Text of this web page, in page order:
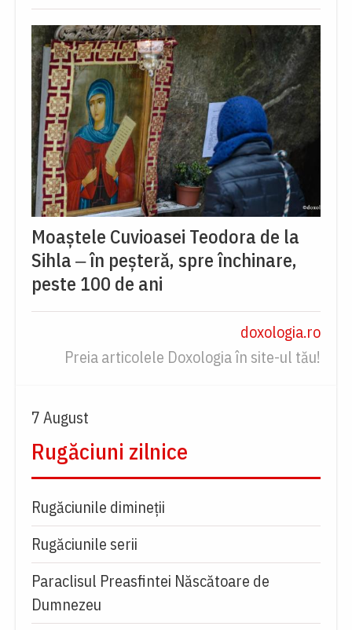
Moaștele Cuvioasei Teodora de la
Sihla ‒ în peșteră, spre închinare,
peste 100 de ani
doxologia.ro
Preia articolele Doxologia în site-ul tău!
7 August
Rugăciuni zilnice
Rugăciunile dimineții
Rugăciunile serii
Paraclisul Preasfintei Născătoare de
Dumnezeu